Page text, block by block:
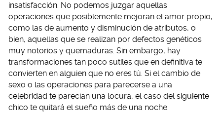
insatisfacción. No podemos juzgar aquellas
operaciones que posiblemente mejoran el amor propio,
como las de aumento y disminución de atributos, o
bien, aquellas que se realizan por defectos genéticos
muy notorios y quemaduras. Sin embargo, hay
transformaciones tan poco sutiles que en definitiva te
convierten en alguien que no eres tú. Si el cambio de
sexo o las operaciones para parecerse a una
celebridad te parecían una locura, el caso del siguiente
chico te quitará el sueño más de una noche.